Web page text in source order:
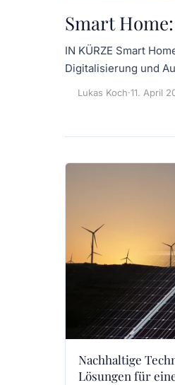
Smart
IN KÜRZE Smart
Digitalisierung und
Lukas Koch·11. April
Nachhaltige
Lösungen für